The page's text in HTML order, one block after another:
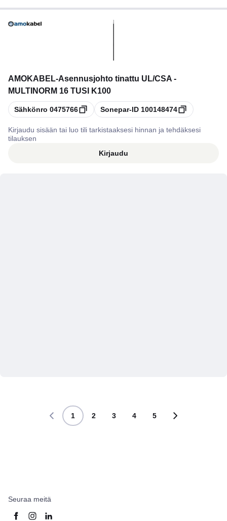
AMOKABEL-Asennusjohto tinattu UL/CSA -
MULTINORM 16 TUSI K100
Kopioi
Sähkönro 0475766 Kopioi
Sonepar-ID 100148474
Kirjaudu sisään tai luo tili tarkistaaksesi hinnan ja tehdäksesi
tilauksen
Kirjaudu
1 2 3 4 5
Seuraa meitä